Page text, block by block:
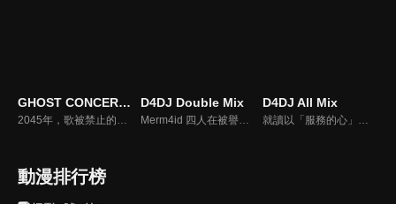
GHOST CONCERT : 失落之歌 D4DJ Double Mix
Merm4id 四人在被譽為傳說的 DJ 祭典「D4 FES.」重啟下，實現了得以參加的宿願。但就在回到拍攝泳裝寫真的日常時，成員的 水島茉莉花、日高沙織、松山達莉雅 卻發現 瀨戶莉花 的樣子似乎與平時有些不同。另一方面，燐舞曲 的 青柳椿 則是獨自在禮拜堂中，期盼自身的世界能夠在今後更加廣闊。
D4DJ All Mix
動漫排行榜